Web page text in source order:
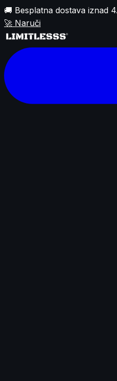
🚚 Besplatna dostava iznad
🚀 Naruči